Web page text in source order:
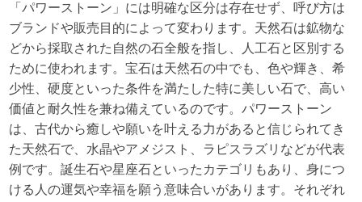
「パワーストーン」には明確な区分は存在せず、呼び方は
ブランドや販売目的によって変わります。天然石は鉱物な
どから採取された自然の石全般を指し、人工石と区別する
ために使われます。宝石は天然石の中でも、色や輝き、希
少性、硬度といった条件を満たした特に美しい石で、高い
価値と耐久性を兼ね備えているのです。パワーストーン
は、古代から癒しや願いを叶える力があると信じられてき
た天然石で、水晶やアメジスト、ラピスラズリなどが代表
例です。誕生石や星座石といったカテゴリもあり、身につ
ける人の運気や幸福を願う意味合いがあります。それぞれ